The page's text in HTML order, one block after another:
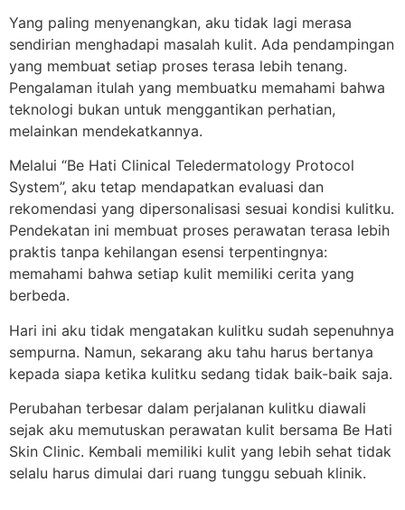
Yang paling menyenangkan, aku tidak lagi merasa
sendirian menghadapi masalah kulit. Ada pendampingan
yang membuat setiap proses terasa lebih tenang.
Pengalaman itulah yang membuatku memahami bahwa
teknologi bukan untuk menggantikan perhatian,
melainkan mendekatkannya.
Melalui “Be Hati Clinical Teledermatology Protocol
System”, aku tetap mendapatkan evaluasi dan
rekomendasi yang dipersonalisasi sesuai kondisi kulitku.
Pendekatan ini membuat proses perawatan terasa lebih
praktis tanpa kehilangan esensi terpentingnya:
memahami bahwa setiap kulit memiliki cerita yang
berbeda.
Hari ini aku tidak mengatakan kulitku sudah sepenuhnya
sempurna. Namun, sekarang aku tahu harus bertanya
kepada siapa ketika kulitku sedang tidak baik-baik saja.
Perubahan terbesar dalam perjalanan kulitku diawali
sejak aku memutuskan perawatan kulit bersama Be Hati
Skin Clinic. Kembali memiliki kulit yang lebih sehat tidak
selalu harus dimulai dari ruang tunggu sebuah klinik.